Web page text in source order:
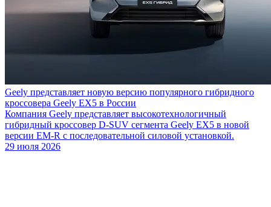
Geely представляет новую версию популярного гибридного
кроссовера Geely EX5 в России
Компания Geely представляет высокотехнологичный
гибридный кроссовер D-SUV сегмента Geely EX5 в новой
версии EM-R с последовательной силовой установкой.
29 июля 2026